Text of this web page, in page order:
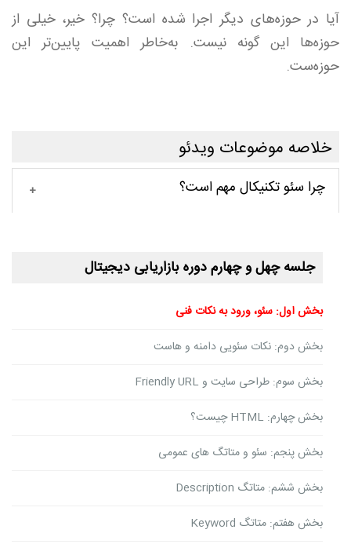
آیا در حوزه‌های دیگر اجرا شده است؟ چرا؟ خیر، خیلی از
حوزه‌ها این گونه نیست‌. به‌خاطر اهمیت پایین‌تر این
حوزه‌ست.
خلاصه موضوعات ویدئو
چرا سئو تکنیکال مهم است؟
جلسه چهل و چهارم دوره بازاریابی دیجیتال
بخش اول: سئو، ورود به نکات فنی
بخش دوم: نکات سئویی دامنه و هاست
بخش سوم: طراحی سایت و Friendly URL
بخش چهارم: HTML چیست؟
بخش پنجم: سئو و متاتگ های عمومی
بخش ششم: متاتگ Description
بخش هفتم: متاتگ Keyword